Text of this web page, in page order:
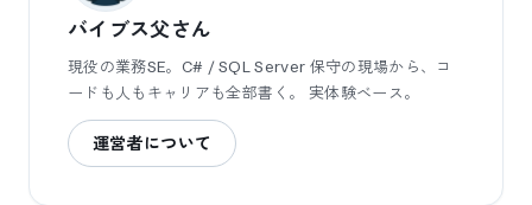
バイブス父さん
現役の業務SE。C# / SQL Server 保守の現場から、コ
ードも人もキャリアも全部書く。 実体験ベース。
運営者について